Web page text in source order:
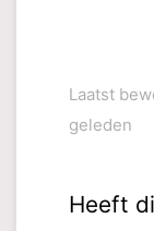
Laatst
geleden
Heeft